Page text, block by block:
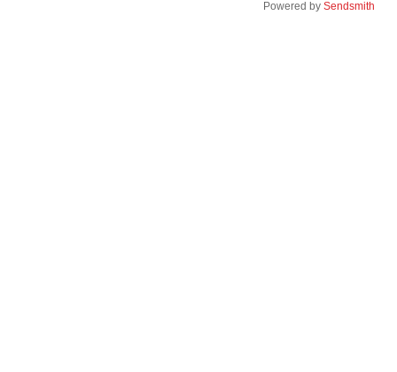
Powered by Sendsmith